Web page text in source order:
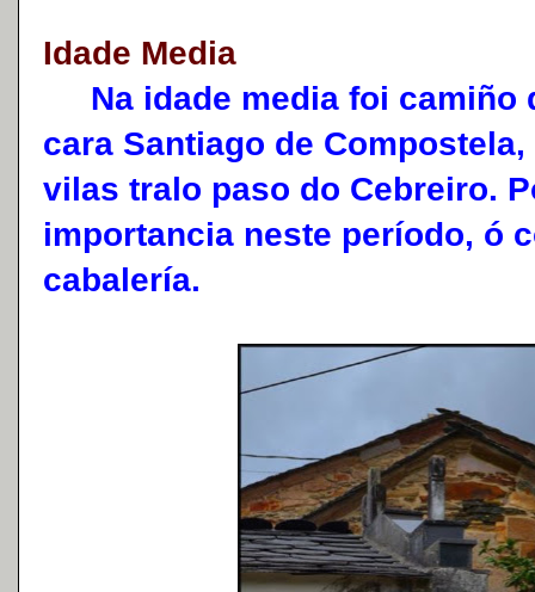
Idade Media
Na idade media foi camiño
cara Santiago de
vilas tralo paso do Cebreiro.
importancia neste período, ó
cabalería.